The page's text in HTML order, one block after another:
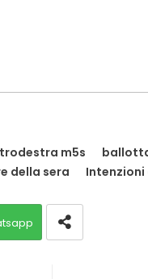
m5s
della sera